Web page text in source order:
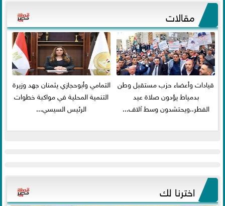
مقالات
قيادات وأعضاء حزب مستقبل وطن
بدمياط يؤدون صلاة عيد
الفطر..ويحتشدون وسط آلاف...
التمامي وأبوحجازي يثمنان جهد وزيرة
التنمية المحلية في مواكبة خطوات
الرئيس السيسي...
اخترنا لك